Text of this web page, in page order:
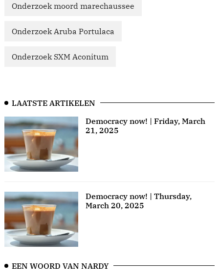
Onderzoek moord marechaussee
Onderzoek Aruba Portulaca
Onderzoek SXM Aconitum
LAATSTE ARTIKELEN
Democracy now! | Friday, March
21, 2025
Democracy now! | Thursday,
March 20, 2025
EEN WOORD VAN NARDY